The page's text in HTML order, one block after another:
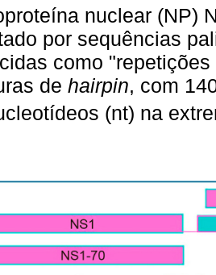
nuclear (NP)
por sequências
como
de hairpin, com
(nt) na